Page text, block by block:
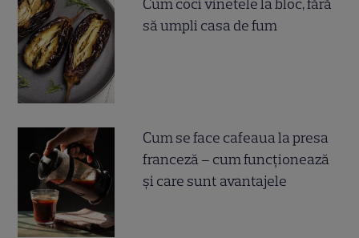
Cum coci vinetele la bloc, fără
să umpli casa de fum
Cum se face cafeaua la presa
franceză – cum funcționează
și care sunt avantajele